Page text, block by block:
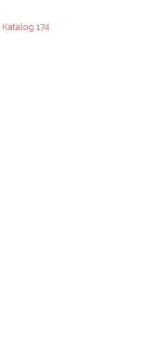
Katalog 174